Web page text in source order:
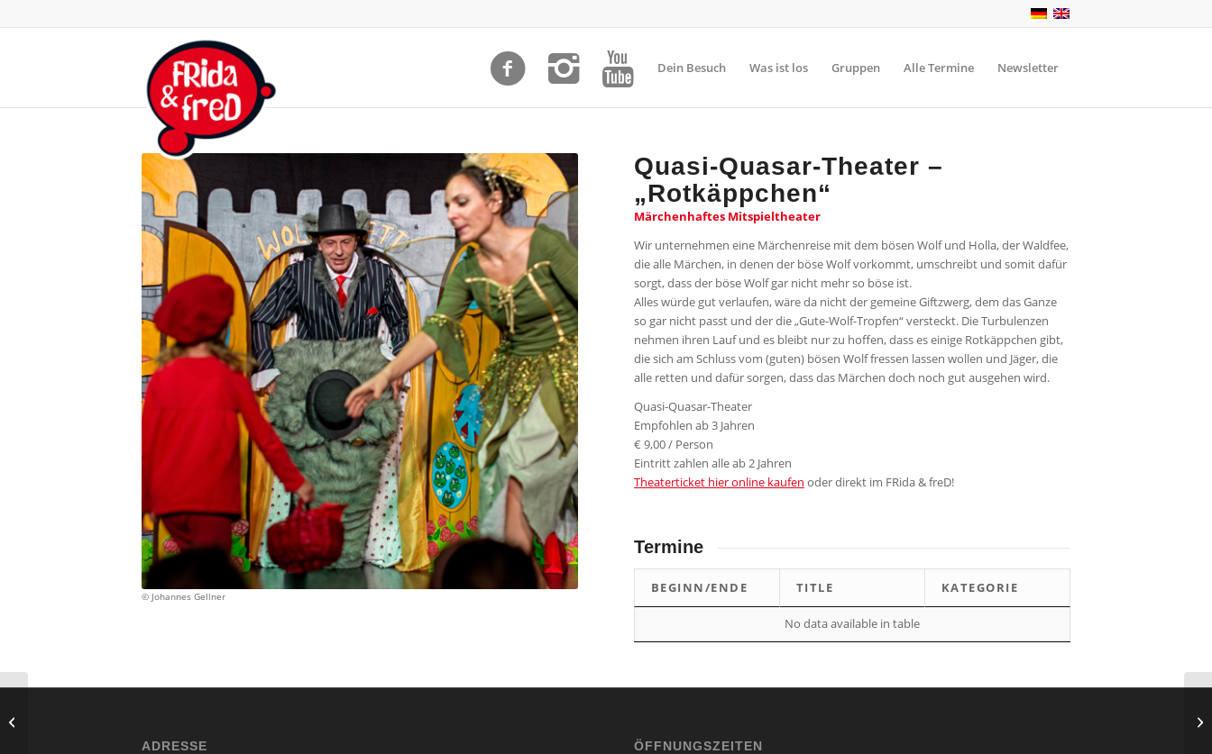
Dein Besuch Was ist los Gruppen Alle Termine Newsletter
© Johannes Gellner
Quasi-Quasar-Theater –
„Rotkäppchen“
Märchenhaftes Mitspieltheater
Wir unternehmen eine Märchenreise mit dem bösen Wolf und Holla, der Waldfee,
die alle Märchen, in denen der böse Wolf vorkommt, umschreibt und somit dafür
sorgt, dass der böse Wolf gar nicht mehr so böse ist.
Alles würde gut verlaufen, wäre da nicht der gemeine Giftzwerg, dem das Ganze
so gar nicht passt und der die „Gute-Wolf-Tropfen“ versteckt. Die Turbulenzen
nehmen ihren Lauf und es bleibt nur zu hoffen, dass es einige Rotkäppchen gibt,
die sich am Schluss vom (guten) bösen Wolf fressen lassen wollen und Jäger, die
alle retten und dafür sorgen, dass das Märchen doch noch gut ausgehen wird.
Quasi-Quasar-Theater
Empfohlen ab 3 Jahren
€ 9,00 / Person
Eintritt zahlen alle ab 2 Jahren
Theaterticket hier online kaufen oder direkt im FRida & freD!
Termine
BEGINN/ENDE TITLE KATEGORIE
No data available in table
ADRESSE ÖFFNUNGSZEITEN